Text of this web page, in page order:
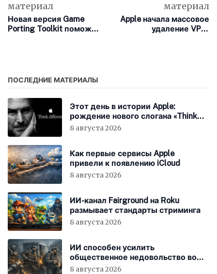
материал
Новая версия Game
Porting Toolkit поможет
материал
Apple начала массовое
удаление VPN-
ПОСЛЕДНИЕ МАТЕРИАЛЫ
Этот день в истории Apple:
рождение нового слогана «Think
Different»
8 августа 2026
Как первые сервисы Apple
привели к появлению iCloud
8 августа 2026
ИИ-канал Fairground на Roku
размывает стандарты стриминга
8 августа 2026
ИИ способен усилить
общественное недовольство во
всём мире
8 августа 2026